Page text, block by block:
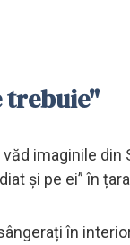
trebuie"
imaginile
și pe ei” în
în